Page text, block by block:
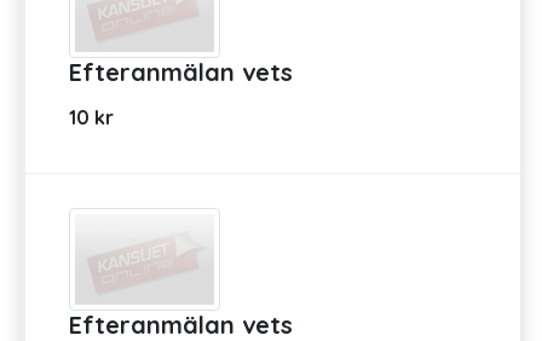
Efteranmälan vets
10 kr
Efteranmälan vets